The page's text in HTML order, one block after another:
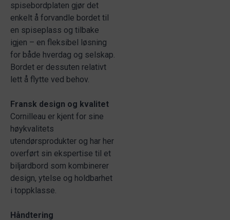
spisebordplaten gjør det
enkelt å forvandle bordet til
en spiseplass og tilbake
igjen – en fleksibel løsning
for både hverdag og selskap.
Bordet er dessuten relativt
lett å flytte ved behov.
Fransk design og kvalitet
Cornilleau er kjent for sine
høykvalitets
utendørsprodukter og har her
overført sin ekspertise til et
biljardbord som kombinerer
design, ytelse og holdbarhet
i toppklasse.
Håndtering